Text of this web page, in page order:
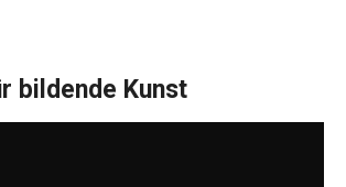
bildende Kunst